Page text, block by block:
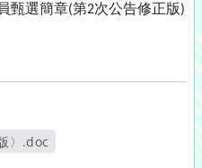
甄選簡章(第2次公告修正版)
〉.doc